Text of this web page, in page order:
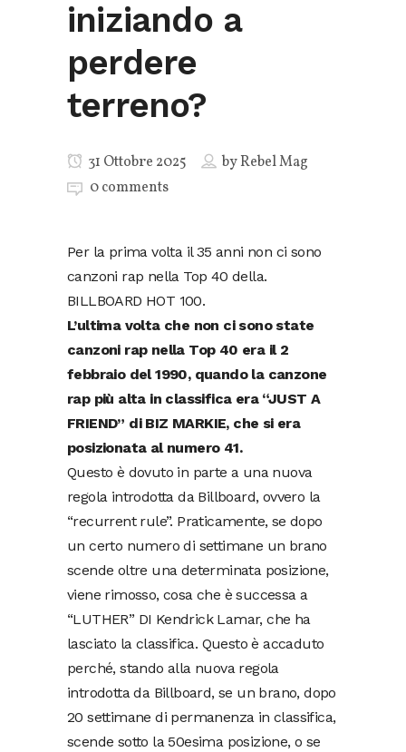
iniziando a
perdere
terreno?
31 Ottobre 2025 byRebel Mag
0 comments
Per la prima volta il 35 anni non ci sono
canzoni rap nella Top 40 della.
BILLBOARD HOT 100.
L’ultima volta che non ci sono state
canzoni rap nella Top 40 era il 2
febbraio del 1990, quando la canzone
rap più alta in classifica era “JUST A
FRIEND” di BIZ MARKIE, che si era
posizionata al numero 41.
Questo è dovuto in parte a una nuova
regola introdotta da Billboard, ovvero la
“recurrent rule”. Praticamente, se dopo
un certo numero di settimane un brano
scende oltre una determinata posizione,
viene rimosso, cosa che è successa a
“LUTHER” DI Kendrick Lamar, che ha
lasciato la classifica. Questo è accaduto
perché, stando alla nuova regola
introdotta da Billboard, se un brano, dopo
20 settimane di permanenza in classifica,
scende sotto la 50esima posizione, o se